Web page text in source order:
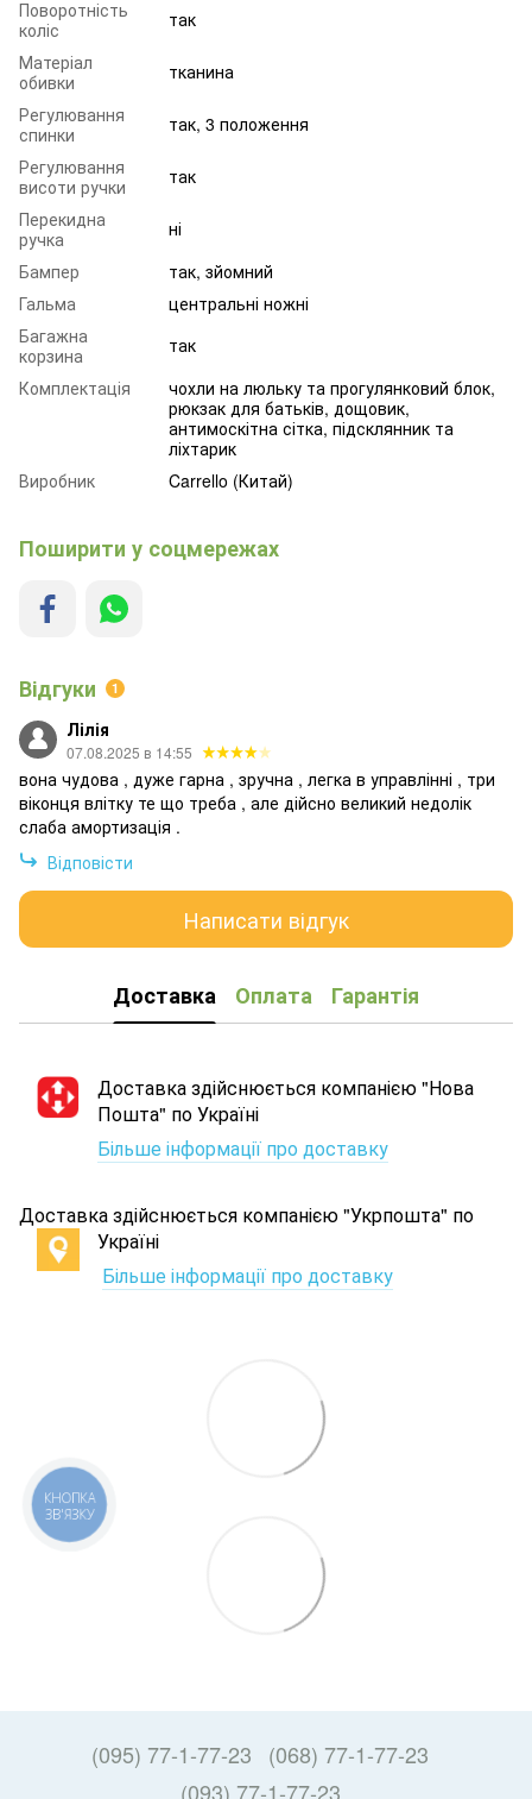
Поворотність
коліс
так
Матеріал
обивки
тканина
Регулювання
спинки
так, 3 положення
Регулювання
висоти ручки
так
Перекидна
ручка
ні
Бампер
так, зйомний
Гальма
центральні ножні
Багажна
корзина
так
Комплектація
чохли на люльку та прогулянковий блок,
рюкзак для батьків, дощовик,
антимоскітна сітка, підсклянник та
ліхтарик
Виробник
Carrello (Китай)
Поширити у соцмережах
Відгуки 1
Лілія
07.08.2025 в 14:55
вона чудова , дуже гарна , зручна , легка в управлінні , три
віконця влітку те що треба , але дійсно великий недолік
слаба амортизація .
Відповісти
Написати відгук
Доставка Оплата Гарантія
Доставка здійснюється компанією "Нова
Пошта" по Україні
Більше інформації про доставку
Доставка здійснюється компанією "Укрпошта" по
Україні
Більше інформації про доставку
(095) 77-1-77-23
(068) 77-1-77-23
(093) 77-1-77-23
КНОПКА
ЗВ'ЯЗКУ